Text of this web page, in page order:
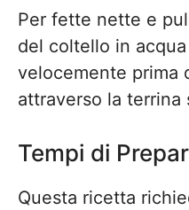
Per fette nette e
del coltello in
velocemente prima
attraverso la terrina
Tempi di
Questa ricetta